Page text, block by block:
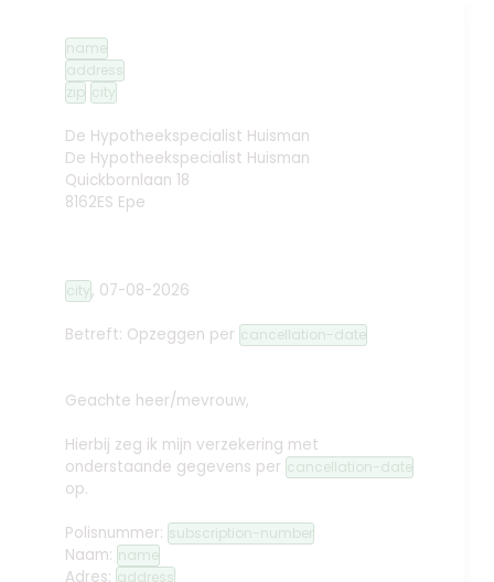
name
address
zip city
De Hypotheekspecialist Huisman
De Hypotheekspecialist Huisman
Quickbornlaan 18
8162ES Epe
city, 07-08-2026
Betreft: Opzeggen per cancellation-date
Geachte heer/mevrouw,
Hierbij zeg ik mijn verzekering met
onderstaande gegevens per cancellation-date
op.
Polisnummer: subscription-number
Naam: name
Adres: address